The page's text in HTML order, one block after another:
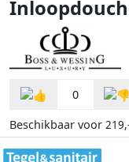
0
Beschikbaar voor